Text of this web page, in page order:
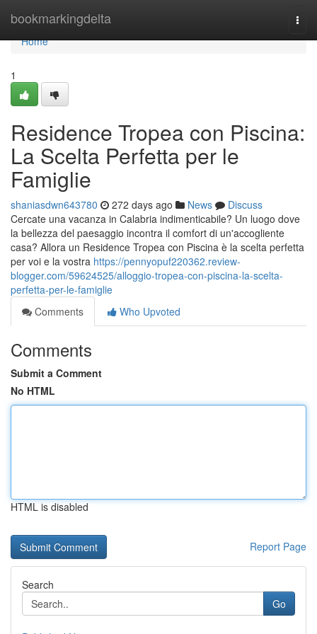
bookmarkingdelta
Home
Home
1
Residence Tropea con Piscina:
La Scelta Perfetta per le
Famiglie
shaniasdwn643780 272 days ago News
Discuss
Cercate una vacanza in Calabria indimenticabile? Un luogo dove
la bellezza del paesaggio incontra il comfort di un'accogliente
casa? Allora un Residence Tropea con Piscina è la scelta perfetta
per voi e la vostra https://pennyopuf220362.review-
blogger.com/59624525/alloggio-tropea-con-piscina-la-scelta-
perfetta-per-le-famiglie
Comments
Who Upvoted
Comments
Submit a Comment
No HTML
HTML is disabled
Report Page
Search
Go